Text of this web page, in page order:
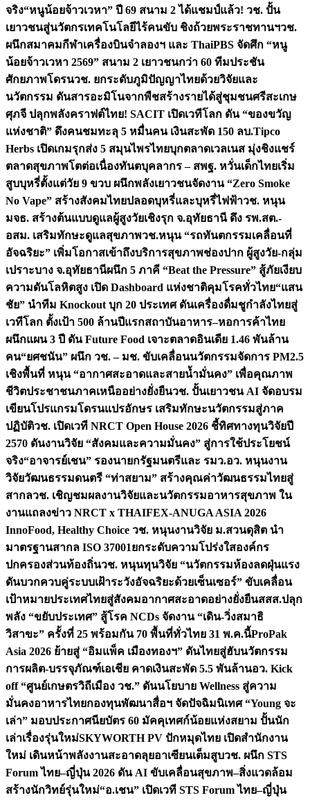
จริง“หนูน้อยจ้าวเวหา” ปี 69 สนาม 2 ได้แชมป์แล้ว! วช. ปั้น
เยาวชนสู่นวัตกรเทคโนโลยีไร้คนขับ ชิงถ้วยพระราชทานฯวช.
ผนึกสมาคมกีฬาเครื่องบินจำลองฯ และ ThaiPBS จัดศึก “หนู
น้อยจ้าวเวหา 2569” สนาม 2 เยาวชนกว่า 60 ทีมประชัน
ศักยภาพโดรนวช. ยกระดับภูมิปัญญาไทยด้วยวิจัยและ
นวัตกรรม ดันสารอะมิโนจากพืชสร้างรายได้สู่ชุมชนศรีสะเกษ
ศุภจี ปลุกพลังคราฟต์ไทย! SACIT เปิดเวทีโลก ดัน “ของขวัญ
แห่งชาติ” ดึงคนชมทะลุ 5 หมื่นคน เงินสะพัด 150 ลบ.Tipco
Herbs เปิดเกมรุกส่ง 5 สมุนไพรไทยบุกตลาดเวลเนส มุ่งชิงแชร์
ตลาดสุขภาพโตต่อเนื่องทันตบุคลากร – สพฐ. หวั่นเด็กไทยเริ่ม
สูบบุหรี่ตั้งแต่วัย 9 ขวบ ผนึกพลังเยาวชนจัดงาน “Zero Smoke
No Vape” สร้างสังคมไทยปลอดบุหรี่และบุหรี่ไฟฟ้าวช. หนุน
มจธ. สร้างต้นแบบดูแลผู้สูงวัยเชิงรุก จ.อุทัยธานี ดึง รพ.สต.-
อสม. เสริมทักษะดูแลสุขภาพวช.หนุน “รถทันตกรรมเคลื่อนที่
อัจฉริยะ” เพิ่มโอกาสเข้าถึงบริการสุขภาพช่องปาก ผู้สูงวัย-กลุ่ม
เปราะบาง จ.อุทัยธานีผนึก 5 ภาคี “Beat the Pressure” สู้ภัยเงียบ
ความดันโลหิตสูง เปิด Dashboard แห่งชาติคุมโรคทั่วไทย“แสน
ชัย” นำทีม Knockout บุก 20 ประเทศ ดันเครื่องดื่มชูกำลังไทยสู่
เวทีโลก ตั้งเป้า 500 ล้านปีแรกสถาบันอาหาร–หอการค้าไทย
ผนึกแผน 3 ปี ดัน Future Food เจาะตลาดอินเดีย 1.46 พันล้าน
คน“ยศชนัน” ผนึก วช. – มช. ขับเคลื่อนนวัตกรรมจัดการ PM2.5
เชิงพื้นที่ หนุน “อากาศสะอาดและสายน้ำมั่นคง” เพื่อคุณภาพ
ชีวิตประชาชนภาคเหนืออย่างยั่งยืนวช. ปั้นเยาวชน AI จัดอบรม
เขียนโปรแกรมโดรนแปรอักษร เสริมทักษะนวัตกรรมสู่ภาค
ปฏิบัติวช. เปิดเวที NRCT Open House 2026 ชี้ทิศทางทุนวิจัยปี
2570 ดันงานวิจัย “สังคมและความมั่นคง” สู่การใช้ประโยชน์
จริง“อาจารย์เชน” รองนายกรัฐมนตรีและ รมว.อว. หนุนงาน
วิจัยวัฒนธรรมดนตรี “ท่าสยาม” สร้างคุณค่าวัฒนธรรมไทยสู่
สากลวช. เชิญชมผลงานวิจัยและนวัตกรรมอาหารสุขภาพ ใน
งานแถลงข่าว NRCT x THAIFEX-ANUGA ASIA 2026
InnoFood, Healthy Choice วช. หนุนงานวิจัย ม.สวนดุสิต นำ
มาตรฐานสากล ISO 37001ยกระดับความโปร่งใสองค์กร
ปกครองส่วนท้องถิ่นวช. หนุนทุนวิจัย “นวัตกรรมห้องลดฝุ่นแรง
ดันบวกควบคู่ระบบเฝ้าระวังอัจฉริยะด้วยเซ็นเซอร์” ขับเคลื่อน
เป้าหมายประเทศไทยสู่สังคมอากาศสะอาดอย่างยั่งยืนสสส.ปลุก
พลัง “ขยับประเทศ” สู้โรค NCDs จัดงาน “เดิน-วิ่งสมาธิ
วิสาขะ” ครั้งที่ 25 พร้อมกัน 70 พื้นที่ทั่วไทย 31 พ.ค.นี้ProPak
Asia 2026 ย้ายสู่ “อิมแพ็ค เมืองทองฯ” ดันไทยสู่ฮับนวัตกรรม
การผลิต-บรรจุภัณฑ์เอเชีย คาดเงินสะพัด 5.5 พันล้านอว. Kick
off “ศูนย์เกษตรวิถีเมือง วช.” ดันนโยบาย Wellness สู่ความ
มั่นคงอาหารไทยกองทุนพัฒนาสื่อฯ จัดปัจฉิมนิเทศ “Young จะ
เล่า” มอบประกาศนียบัตร 60 มัคคุเทศก์น้อยแห่งสยาม ปั้นนัก
เล่าเรื่องรุ่นใหม่SKYWORTH PV ปักหมุดไทย เปิดสำนักงาน
ใหม่ เดินหน้าพลังงานสะอาดลุยอาเซียนเต็มสูบวช. ผนึก STS
Forum ไทย–ญี่ปุ่น 2026 ดัน AI ขับเคลื่อนสุขภาพ–สิ่งแวดล้อม
สร้างนักวิทย์รุ่นใหม่“อ.เชน” เปิดเวที STS Forum ไทย–ญี่ปุ่น